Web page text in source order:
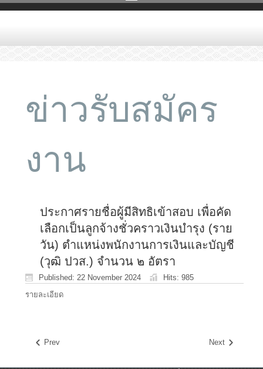
ข่าวรับสมัคร
งาน
ประกาศรายชื่อผู้มีสิทธิเข้าสอบ เพื่อคัด
เลือกเป็นลูกจ้างชั่วคราวเงินบำรุง (ราย
วัน) ตำแหน่งพนักงานการเงินและบัญชี
(วุฒิ ปวส.) จำนวน ๒ อัตรา
Published: 22 November 2024
Hits: 985
รายละเอียด
Prev Next